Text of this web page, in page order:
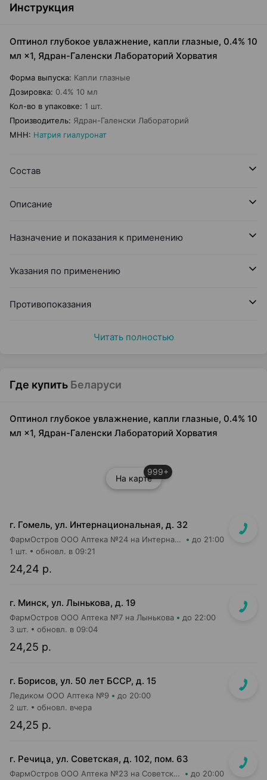
Инструкция
Оптинол глубокое увлажнение, капли глазные, 0.4% 10
мл ×1, Ядран-Галенски Лабораторий Хорватия
Форма выпуска: Капли глазные
Дозировка: 0.4% 10 мл
Кол-во в упаковке: 1 шт.
Производитель: Ядран-Галенски Лабораторий
МНН: Натрия гиалуронат
Состав
Описание
Назначение и показания к применению
Указания по применению
Противопоказания
Читать полностью
Где купить Беларуси
Оптинол глубокое увлажнение, капли глазные, 0.4% 10
мл ×1, Ядран-Галенски Лабораторий Хорватия
На карте
999+
г. Гомель, ул. Интернациональная, д. 32
ФармОстров ООО Аптека №24 на Интернациональной до 21:00
24,24 р.
1 шт. обновл. в 09:21
г. Минск, ул. Лынькова, д. 19
ФармОстров ООО Аптека №7 на Лынькова до 22:00
24,25 р.
3 шт. обновл. в 09:04
г. Борисов, ул. 50 лет БССР, д. 15
Ледиком ООО Аптека №9 до 20:00
24,25 р.
2 шт. обновл. вчера
г. Речица, ул. Советская, д. 102, пом. 63
ФармОстров ООО Аптека №23 на Советской до 20:00